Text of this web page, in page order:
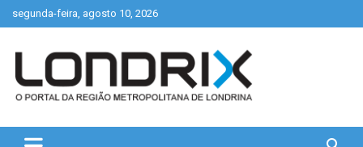
to
segunda-feira, agosto 10, 2026
Londrix